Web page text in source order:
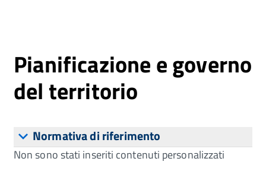
Pianificazione e governo
del territorio
Normativa di riferimento
Non sono stati inseriti contenuti personalizzati